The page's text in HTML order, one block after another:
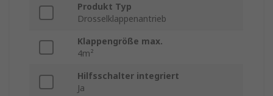
Produkt Typ
Drosselklappenantrieb
Klappengröße max.
4m²
Hilfsschalter integriert
Ja